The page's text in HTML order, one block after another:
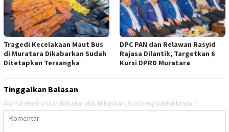
Tragedi Kecelakaan Maut Bus
di Muratara Dikabarkan Sudah
Ditetapkan Tersangka
DPC PAN dan Relawan Rasyid
Rajasa Dilantik, Targetkan 6
Kursi DPRD Muratara
Tinggalkan Balasan
Alamat email Anda tidak akan dipublikasikan. Ruas yang wajib ditandai *